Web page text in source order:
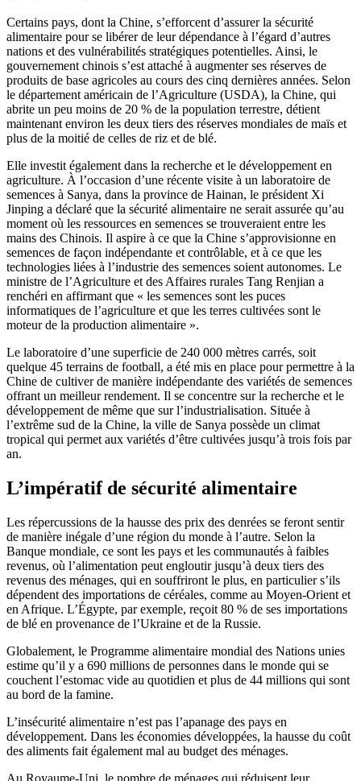
Certains pays, dont la Chine, s’efforcent d’assurer la sécurité
alimentaire pour se libérer de leur dépendance à l’égard d’autres
nations et des vulnérabilités stratégiques potentielles. Ainsi, le
gouvernement chinois s’est attaché à augmenter ses réserves de
produits de base agricoles au cours des cinq dernières années. Selon
le département américain de l’Agriculture (USDA), la Chine, qui
abrite un peu moins de 20 % de la population terrestre, détient
maintenant environ les deux tiers des réserves mondiales de maïs et
plus de la moitié de celles de riz et de blé.
Elle investit également dans la recherche et le développement en
agriculture. À l’occasion d’une récente visite à un laboratoire de
semences à Sanya, dans la province de Hainan, le président Xi
Jinping a déclaré que la sécurité alimentaire ne serait assurée qu’au
moment où les ressources en semences se trouveraient entre les
mains des Chinois. Il aspire à ce que la Chine s’approvisionne en
semences de façon indépendante et contrôlable, et à ce que les
technologies liées à l’industrie des semences soient autonomes. Le
ministre de l’Agriculture et des Affaires rurales Tang Renjian a
renchéri en affirmant que « les semences sont les puces
informatiques de l’agriculture et que les terres cultivées sont le
moteur de la production alimentaire ».
Le laboratoire d’une superficie de 240 000 mètres carrés, soit
quelque 45 terrains de football, a été mis en place pour permettre à la
Chine de cultiver de manière indépendante des variétés de semences
offrant un meilleur rendement. Il se concentre sur la recherche et le
développement de même que sur l’industrialisation. Située à
l’extrême sud de la Chine, la ville de Sanya possède un climat
tropical qui permet aux variétés d’être cultivées jusqu’à trois fois par
an.
L’impératif de sécurité alimentaire
Les répercussions de la hausse des prix des denrées se feront sentir
de manière inégale d’une région du monde à l’autre. Selon la
Banque mondiale, ce sont les pays et les communautés à faibles
revenus, où l’alimentation peut engloutir jusqu’à deux tiers des
revenus des ménages, qui en souffriront le plus, en particulier s’ils
dépendent des importations de céréales, comme au Moyen-Orient et
en Afrique. L’Égypte, par exemple, reçoit 80 % de ses importations
de blé en provenance de l’Ukraine et de la Russie.
Globalement, le Programme alimentaire mondial des Nations unies
estime qu’il y a 690 millions de personnes dans le monde qui se
couchent l’estomac vide au quotidien et plus de 44 millions qui sont
au bord de la famine.
L’insécurité alimentaire n’est pas l’apanage des pays en
développement. Dans les économies développées, la hausse du coût
des aliments fait également mal au budget des ménages.
Au Royaume-Uni, le nombre de ménages qui réduisent leur